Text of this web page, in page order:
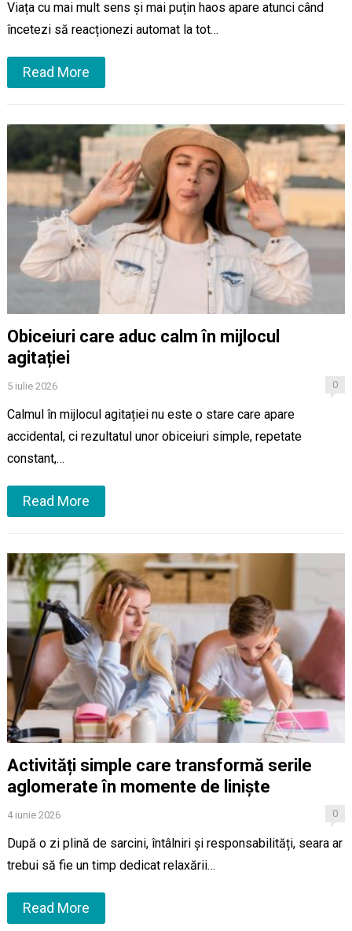
Viața cu mai mult sens și mai puțin haos apare atunci când
încetezi să reacționezi automat la tot…
Read More
Obiceiuri care aduc calm în mijlocul
agitației
5 iulie 2026 0
Calmul în mijlocul agitației nu este o stare care apare
accidental, ci rezultatul unor obiceiuri simple, repetate
constant,…
Read More
Activități simple care transformă serile
aglomerate în momente de liniște
4 iunie 2026 0
După o zi plină de sarcini, întâlniri și responsabilități, seara ar
trebui să fie un timp dedicat relaxării…
Read More